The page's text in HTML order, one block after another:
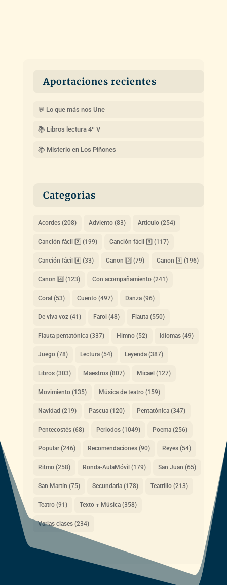
Aportaciones recientes
💬 Lo que más nos Une
📚 Libros lectura 4º V
📚 Misterio en Los Piñones
Categorias
Acordes(208) Adviento(83) Artículo(254)
Canción fácil 2️⃣ (199) Canción fácil 3️⃣ (117)
Canción fácil 4️⃣ (33) Canon 2️⃣ (79) Canon 3️⃣ (196)
Canon 4️⃣ (123) Con acompañamiento(241)
Coral(53) Cuento(497) Danza(96)
De viva voz(41) Farol(48) Flauta(550)
Flauta pentatónica(337) Himno(52) Idiomas(49)
Juego(78) Lectura(54) Leyenda(387)
Libros(303) Maestros(807) Micael(127)
Movimiento(135) Música de teatro(159)
Navidad (219) Pascua(120) Pentatónica(347)
Pentecostés(68) Periodos(1049) Poema(256)
Popular(246) Recomendaciones(90) Reyes(54)
Ritmo(258) Ronda-AulaMóvil(179) San Juan (65)
San Martín (75) Secundaria(178) Teatrillo(213)
Teatro(91) Texto + Música(358)
Varias clases(234)